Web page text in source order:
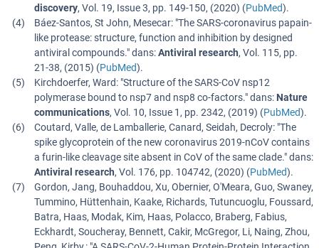
discovery, Vol. 19, Issue 3, pp. 149-150, (2020) (PubMed).
Báez-Santos, St John, Mesecar: "The SARS-coronavirus papain-
like protease: structure, function and inhibition by designed
antiviral compounds." dans:Antiviral research, Vol. 115, pp.
21-38, (2015) (PubMed).
Kirchdoerfer, Ward: "Structure of the SARS-CoV nsp12
polymerase bound to nsp7 and nsp8 co-factors." dans: Nature
communications, Vol. 10, Issue 1 , pp. 2342, (2019) (PubMed).
Coutard, Valle, de Lamballerie, Canard, Seidah, Decroly: "The
spike glycoprotein of the new coronavirus 2019-nCoV contains
a furin-like cleavage site absent in CoV of the same clade." dans:
Antiviral research, Vol. 176, pp. 104742, (2020) (PubMed).
Gordon, Jang, Bouhaddou, Xu, Obernier, O'Meara, Guo, Swaney,
Tummino, Hüttenhain, Kaake, Richards, Tutuncuoglu, Foussard,
Batra, Haas, Modak, Kim, Haas, Polacco, Braberg, Fabius,
Eckhardt, Soucheray, Bennett, Cakir, McGregor, Li, Naing, Zhou,